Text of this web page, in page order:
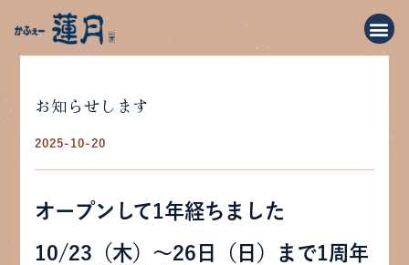
お知らせします
2025-10-20
オープンして1年経ちました
10/23（木）～26日（日）まで1周年